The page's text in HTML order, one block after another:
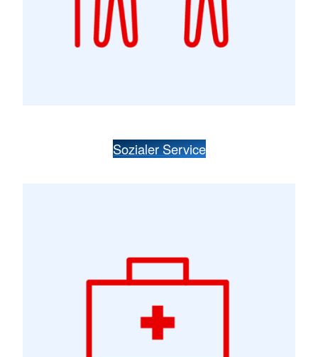
Sozialer Service